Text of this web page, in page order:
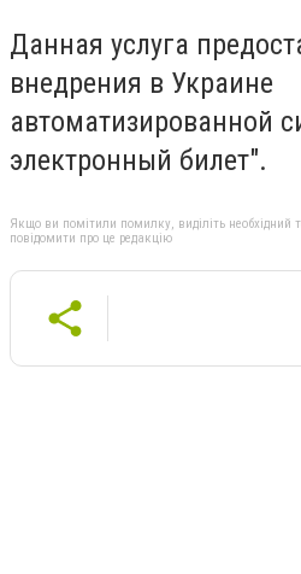
Данная услуга
внедрения в Украине
автоматизированной
электронный билет".
Якщо ви помітили помилку, виділіть необхідний
повідомити про це редакцію